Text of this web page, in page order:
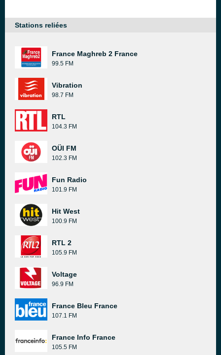
Stations reliées
France Maghreb 2 France
99.5 FM
Vibration
98.7 FM
RTL
104.3 FM
OÜI FM
102.3 FM
Fun Radio
101.9 FM
Hit West
100.9 FM
RTL 2
105.9 FM
Voltage
96.9 FM
France Bleu France
107.1 FM
France Info France
105.5 FM